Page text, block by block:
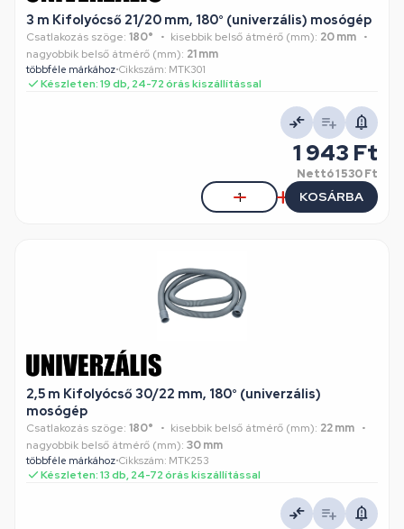
3 m Kifolyócső 21/20 mm, 180° (univerzális) mosógép
Csatlakozás szöge: 180° kisebbik belső átmérő (mm): 20 mm
nagyobbik belső átmérő (mm): 21 mm
többféle márkához•Cikkszám: MTK301
Készleten: 19 db, 24-72 órás kiszállítással
1 943 Ft
Nettó1 530 Ft
KOSÁRBA
2,5 m Kifolyócső 30/22 mm, 180° (univerzális)
mosógép
Csatlakozás szöge: 180° kisebbik belső átmérő (mm): 22 mm
nagyobbik belső átmérő (mm): 30 mm
többféle márkához•Cikkszám: MTK253
Készleten: 13 db, 24-72 órás kiszállítással